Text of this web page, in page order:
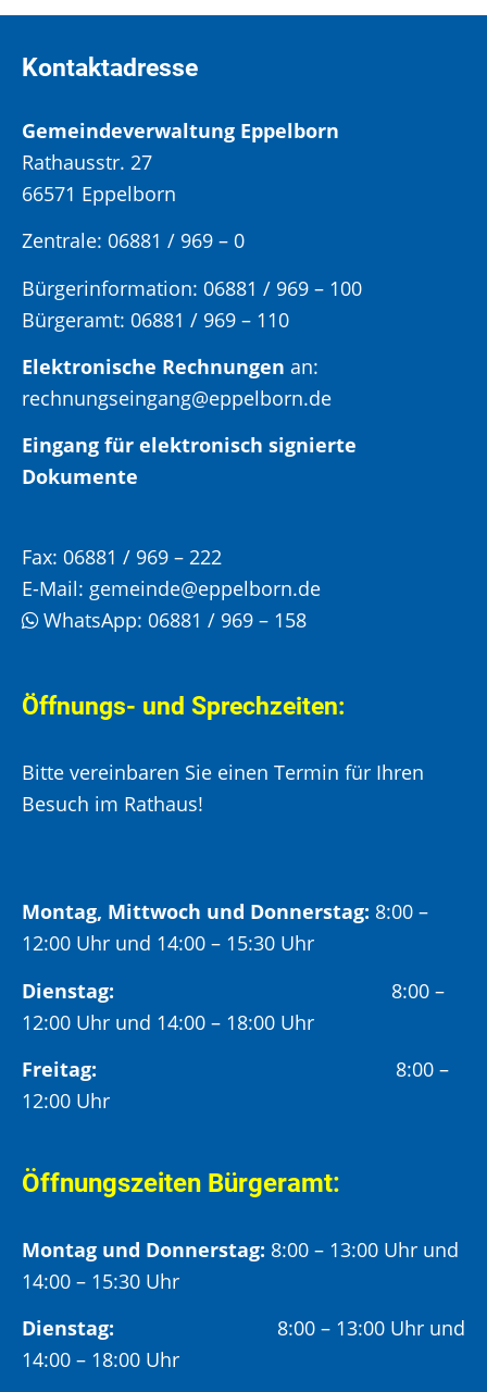
Kontaktadresse
Gemeindeverwaltung Eppelborn
Rathausstr. 27
66571 Eppelborn
Zentrale: 06881 / 969 – 0
Bürgerinformation: 06881 / 969 – 100
Bürgeramt: 06881 / 969 – 110
Elektronische Rechnungen an:
rechnungseingang@eppelborn.de
Eingang für elektronisch signierte
Dokumente
Fax: 06881 / 969 – 222
E-Mail: gemeinde@eppelborn.de
WhatsApp: 06881 / 969 – 158
Öffnungs- und Sprechzeiten:
Bitte vereinbaren Sie einen Termin für Ihren
Besuch im Rathaus!
Montag, Mittwoch und Donnerstag: 8:00 –
12:00 Uhr und 14:00 – 15:30 Uhr
Dienstag: 8:00 –
12:00 Uhr und 14:00 – 18:00 Uhr
Freitag:
8:00 –
12:00 Uhr
Öffnungszeiten Bürgeramt:
Montag und Donnerstag: 8:00 – 13:00 Uhr und
14:00 – 15:30 Uhr
Dienstag: 8:00 – 13:00 Uhr und
14:00 – 18:00 Uhr